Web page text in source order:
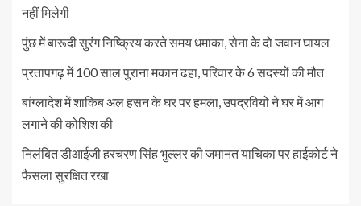
नहीं मिलेगी
पुंछ में बारूदी सुरंग निष्क्रिय करते समय धमाका, सेना के दो जवान घायल
प्रतापगढ़ में 100 साल पुराना मकान ढहा, परिवार के 6 सदस्यों की मौत
बांग्लादेश में शाकिब अल हसन के घर पर हमला, उपद्रवियों ने घर में आग
लगाने की कोशिश की
निलंबित डीआईजी हरचरण सिंह भुल्लर की जमानत याचिका पर हाईकोर्ट ने
फैसला सुरक्षित रखा